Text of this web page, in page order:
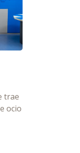
trae
ocio